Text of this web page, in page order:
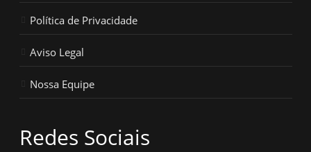
Política de Privacidade
Aviso Legal
Nossa Equipe
Redes Sociais